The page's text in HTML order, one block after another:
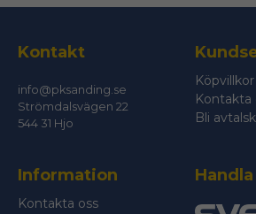
Ja, ni får publicera min
Skicka fråga
Kontakt
info@pksanding.se
Strömdalsvägen 22
544 31 Hjo
Köpvillkor
Kontakta
Bli
Information
Kontakta oss